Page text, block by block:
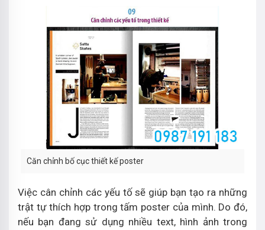
Căn chỉnh bố cục thiết kế poster
Việc cân chỉnh các yếu tố sẽ giúp bạn tạo ra những
trật tự thích hợp trong tấm poster của mình. Do đó,
nếu bạn đang sử dụng nhiều text, hình ảnh trong